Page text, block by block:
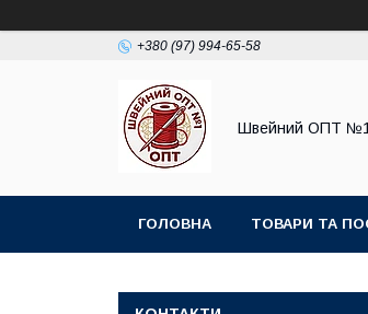
+380 (97) 994-65-58
Швейний ОПТ №1
ГОЛОВНА ТОВАРИ ТА